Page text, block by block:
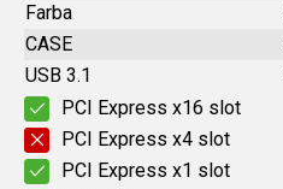
Farba
CASE
USB 3.1
PCI Express x16 slot
PCI Express x4 slot
PCI Express x1 slot